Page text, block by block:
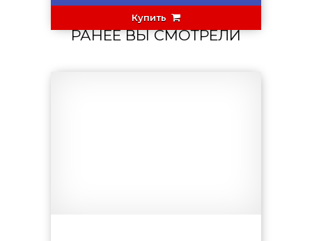
Купить
РАНЕЕ ВЫ СМОТРЕЛИ